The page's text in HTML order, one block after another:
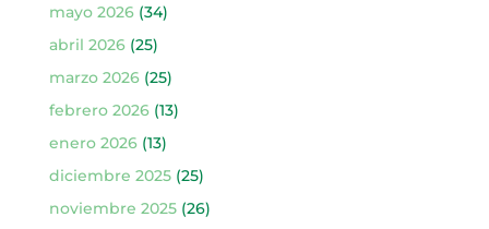
mayo 2026(34)
abril 2026(25)
marzo 2026(25)
febrero 2026(13)
enero 2026(13)
diciembre 2025(25)
noviembre 2025(26)